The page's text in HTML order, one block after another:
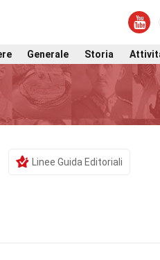
Generale Storia
Linee Guida Editoriali